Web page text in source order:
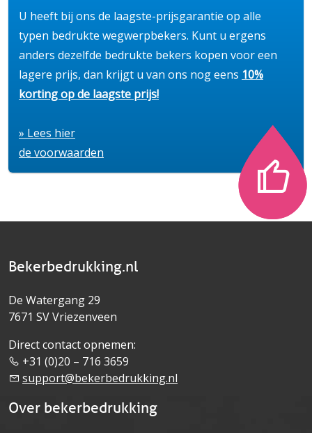
U heeft bij ons de laagste-prijsgarantie op alle
typen bedrukte wegwerpbekers. Kunt u ergens
anders dezelfde bedrukte bekers kopen voor een
lagere prijs, dan krijgt u van ons nog eens 10%
korting op de laagste prijs!
» Lees hier
de voorwaarden
Bekerbedrukking.nl
De Watergang 29
7671 SV Vriezenveen
Direct contact opnemen:
+31 (0)20 – 716 3659
support@bekerbedrukking.nl
Over bekerbedrukking